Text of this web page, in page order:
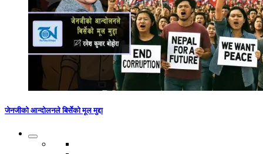
जेनजीको आन्दोलनले बिर्सेको मूल मुद्दा